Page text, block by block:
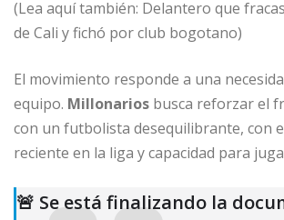
(Lea aquí también: Delantero que
de Cali y fichó por club bogotano)
El movimiento responde a una
equipo. Millonarios busca reforzar el
con un futbolista desequilibrante, con
reciente en la liga y capacidad para
🚨 Se está finalizando la